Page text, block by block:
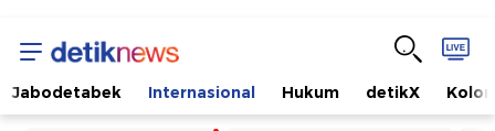
Jabodetabek Internasional Hukum detikX